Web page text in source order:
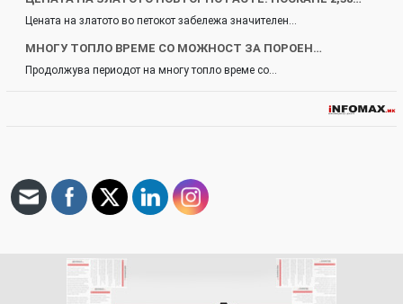
Цената на златото во петокот забележа значителен…
МНОГУ ТОПЛО ВРЕМЕ СО МОЖНОСТ ЗА ПОРОЕН…
Продолжува периодот на многу топло време со…